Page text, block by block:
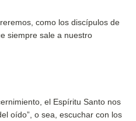
como los discípulos de
siempre sale a nuestro
el Espíritu Santo nos
oído”, o sea, escuchar con los